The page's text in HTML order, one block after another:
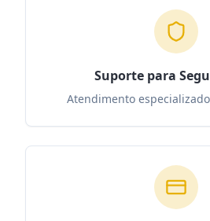
Suporte para
Atendimento